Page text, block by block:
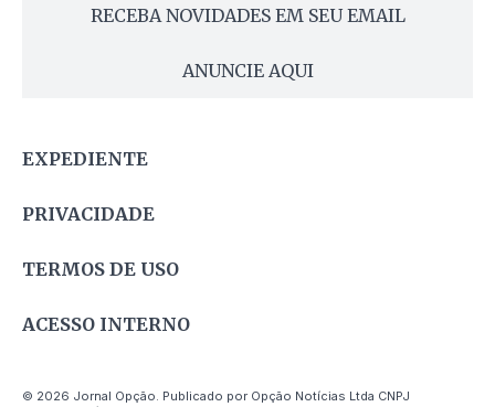
RECEBA NOVIDADES EM SEU EMAIL
ANUNCIE AQUI
EXPEDIENTE
PRIVACIDADE
TERMOS DE USO
ACESSO INTERNO
© 2026 Jornal Opção. Publicado por Opção Notícias Ltda CNPJ